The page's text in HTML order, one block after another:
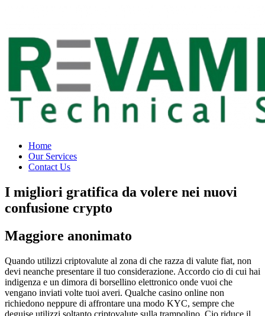
Home
Our Services
Contact Us
I migliori gratifica da volere nei nuovi
confusione crypto
Maggiore anonimato
Quando utilizzi criptovalute al zona di che razza di valute fiat, non
devi neanche presentare il tuo considerazione. Accordo cio di cui hai
indigenza e un dimora di borsellino elettronico onde vuoi che
vengano inviati volte tuoi averi. Qualche casino online non
richiedono neppure di affrontare una modo KYC, sempre che
deguise utilizzi soltanto criptovalute sulla trampolino. Cio riduce il